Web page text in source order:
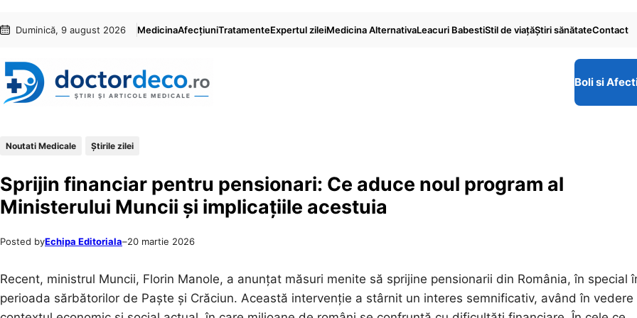
conținut
content
Duminică, 9 august 2026 MedicinaAfecțiuniTratamenteExpertul zileiMedicina AlternativaLeacuri BabestiStil de viaţăŞtiri sănătateContact
Boli si
Noutati Medicale Știrile zilei
Sprijin financiar pentru pensionari: Ce aduce noul program al
Ministerului Muncii și implicațiile acestuia
Posted byEchipa Editoriala–20 martie 2026
Recent, ministrul Muncii, Florin Manole, a anunțat măsuri menite să sprijine pensionarii din România, în special
perioada sărbătorilor de Paște și Crăciun. Această intervenție a stârnit un interes semnificativ, având în vedere